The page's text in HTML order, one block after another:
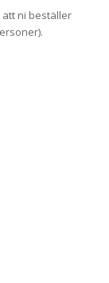
ni beställer